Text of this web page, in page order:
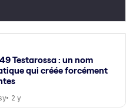
Testarossa : un nom
qui créée forcément
2 y